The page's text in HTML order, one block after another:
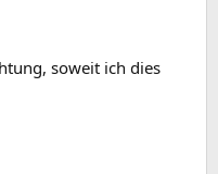
soweit ich dies